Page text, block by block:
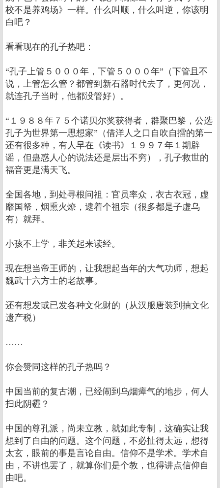
校不是养鸡场》一样。什么叫顺，什么叫逆，你该明
白吧？
看看现在的孔子热吧：
“孔子上管５０００年，下管５０００年”（下管且不
说，上管怎么管？都管到新石器时代去了，更何况，
就连孔子当时，他都没管好）。
“１９８８年７５个诺贝尔奖获得者，群聚巴黎，公选
孔子为世界第一思想家”（借洋人之口自吹自擂的第一
还有很多种，有人早在《读书》１９９７年１期辟
谣，但蛊惑人心的说法还是层出不穷），孔子救世的
福音更是满天飞。
全国各地，到处寻根问祖：官员率众，衣古衣冠，虚
靡国帑，烟熏火燎，逮着个祖宗（很多都是子虚乌
有）就拜。
小孩不上学，非关起来读经。
现在想当帝王师的，让我想起当年的大气功师，想起
魏武十六方士的老故事。
还有想发或已发各种文化财的（从汉服唐装到抽文化
遗产税）
……
你会赞同这样的孔子热吗？
中国当前的复古潮，已经闹到乌烟瘴气的地步，何人
扫此阴霾？
中国的尊孔派，尚未立教，就如此专制，这确实让我
想到了自由的问题。这个问题，不必扯得太远，想得
太玄，眼前的事是言论自由。信仰不是学术。学术自
由，不讲也罢了，就算你们是个教，也得讲点信仰自
由吧。